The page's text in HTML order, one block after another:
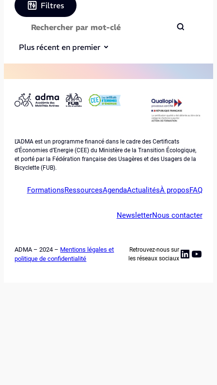
Filtres
Plus récent en premier
L’ADMA est un programme financé dans le cadre des Certificats
d’Économies d’Energie (CEE) du Ministère de la Transition Écologique,
et porté par la Fédération française des Usagères et des Usagers de la
Bicyclette (FUB).
FormationsRessourcesAgendaActualitésÀ proposFAQ
NewsletterNous contacter
ADMA – 2024 – Mentions légales et
politique de confidentialité
Retrouvez-nous sur
les réseaux sociaux